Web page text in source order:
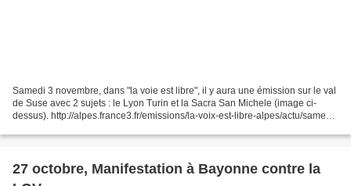
Samedi 3 novembre, dans "la voie est libre", il y aura une émission sur le val
de Suse avec 2 sujets : le Lyon Turin et la Sacra San Michele (image ci-
dessus). http://alpes.france3.fr/emissions/la-voix-est-libre-alpes/actu/samedi-
27 octobre, Manifestation à Bayonne contre la